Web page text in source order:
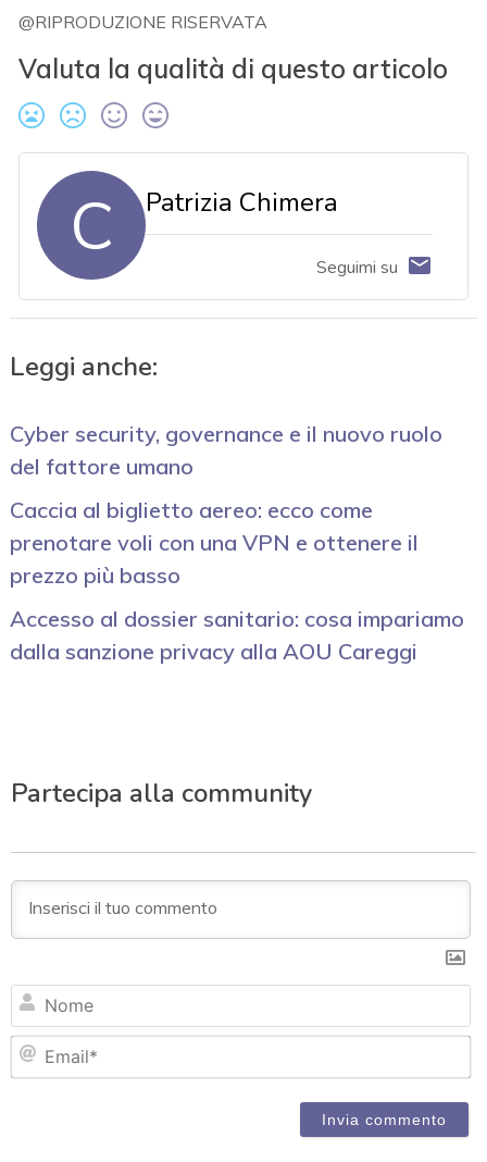
@RIPRODUZIONE RISERVATA
Valuta la qualità di questo articolo
C Patrizia Chimera
Seguimi su
Leggi anche:
Cyber security, governance e il nuovo ruolo
del fattore umano
Caccia al biglietto aereo: ecco come
prenotare voli con una VPN e ottenere il
prezzo più basso
Accesso al dossier sanitario: cosa impariamo
dalla sanzione privacy alla AOU Careggi
Partecipa alla community